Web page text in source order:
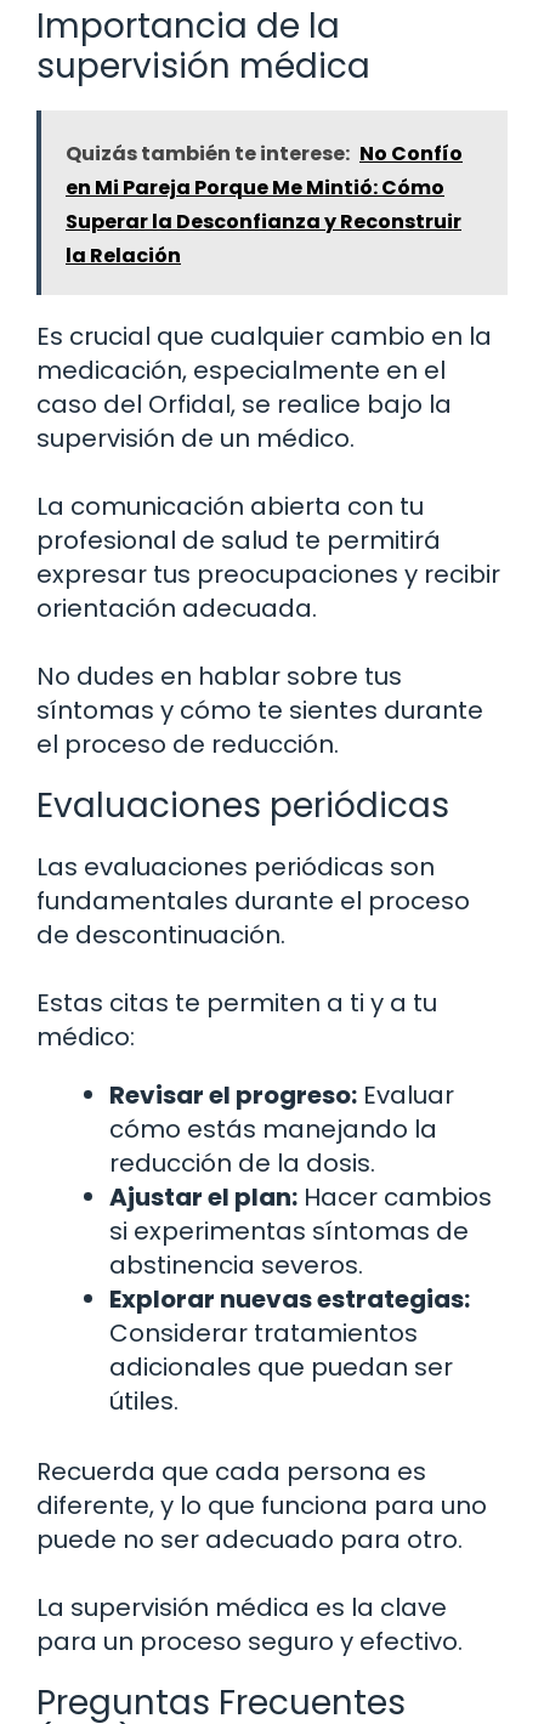
Importancia de la
supervisión médica
Quizás también te interese: No Confío
en Mi Pareja Porque Me Mintió: Cómo
Superar la Desconfianza y Reconstruir
la Relación
Es crucial que cualquier cambio en la
medicación, especialmente en el
caso del Orfidal, se realice bajo la
supervisión de un médico.
La comunicación abierta con tu
profesional de salud te permitirá
expresar tus preocupaciones y recibir
orientación adecuada.
No dudes en hablar sobre tus
síntomas y cómo te sientes durante
el proceso de reducción.
Evaluaciones periódicas
Las evaluaciones periódicas son
fundamentales durante el proceso
de descontinuación.
Estas citas te permiten a ti y a tu
médico:
Revisar el progreso: Evaluar
cómo estás manejando la
reducción de la dosis.
Ajustar el plan: Hacer cambios
si experimentas síntomas de
abstinencia severos.
Explorar nuevas estrategias:
Considerar tratamientos
adicionales que puedan ser
útiles.
Recuerda que cada persona es
diferente, y lo que funciona para uno
puede no ser adecuado para otro.
La supervisión médica es la clave
para un proceso seguro y efectivo.
Preguntas Frecuentes